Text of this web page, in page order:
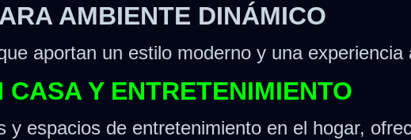
AMBIENTE DINÁMICO
aportan un estilo moderno y una
Y ENTRETENIMIENTO
y espacios de entretenimiento en el hogar,